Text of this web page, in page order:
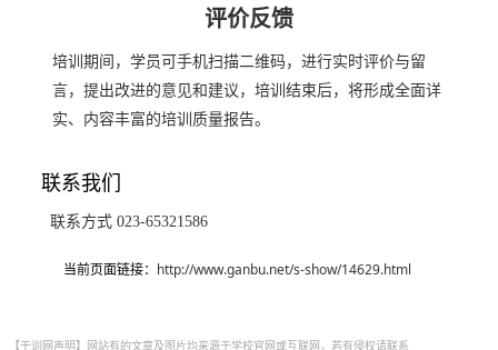
评价反馈
培训期间，学员可手机扫描二维码，进行实时评价与留
言，提出改进的意见和建议，培训结束后，将形成全面详
实、内容丰富的培训质量报告。
联系我们
联系方式 023-65321586
当前页面链接： http://www.ganbu.net/s-show/14629.html
【干训网声明】网站有的文章及图片均来源于学校官网或互联网，若有侵权请联系